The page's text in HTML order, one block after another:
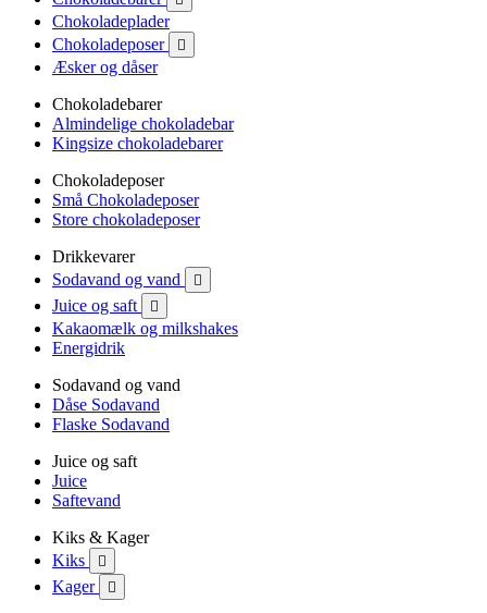
Chokoladeplader
Chokoladeposer

Æsker og dåser
Chokoladebarer
Almindelige chokoladebar
Kingsize chokoladebarer
Chokoladeposer
Små Chokoladeposer
Store chokoladeposer
Drikkevarer
Sodavand og vand

Juice og saft 
Kakaomælk og milkshakes
Energidrik
Sodavand og vand
Dåse Sodavand
Flaske Sodavand
Juice og saft
Juice
Saftevand
Kiks & Kager
Kiks

Kager 